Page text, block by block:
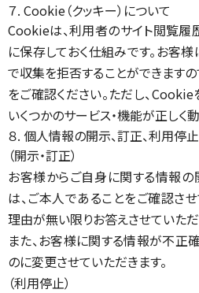
７. Cookie（クッキー）について
Cookieは、利用者のサイト閲覧履
に保存しておく仕組みです。お客
で収集を拒否することができます
をご確認ください。ただし、
いくつかのサービス・機能が正しく
８. 個人情報の開示、訂正、利用停
（開示・訂正）
お客様からご自身に関する情報
は、ご本人であることをご確認さ
理由が無い限りお答えさせていただ
また、お客様に関する情報が不正
のに変更させていただきます。
（利用停止）